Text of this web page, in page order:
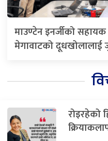
माउण्टेन इनर्जीको
मेगावाटको दूधखोलालाई
रोइरहेको